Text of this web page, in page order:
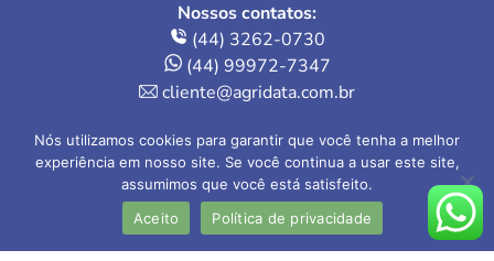
Nossos contatos:
(44) 3262-0730
(44) 99972-7347
cliente@agridata.com.br
Onde estamos:
Av. Herval, 235 – Loja 4
Maringá-PR | 87013-110
Nós utilizamos cookies para garantir que você tenha a melhor
experiência em nosso site. Se você continua a usar este site,
assumimos que você está satisfeito.
Aceito
Política de privacidade